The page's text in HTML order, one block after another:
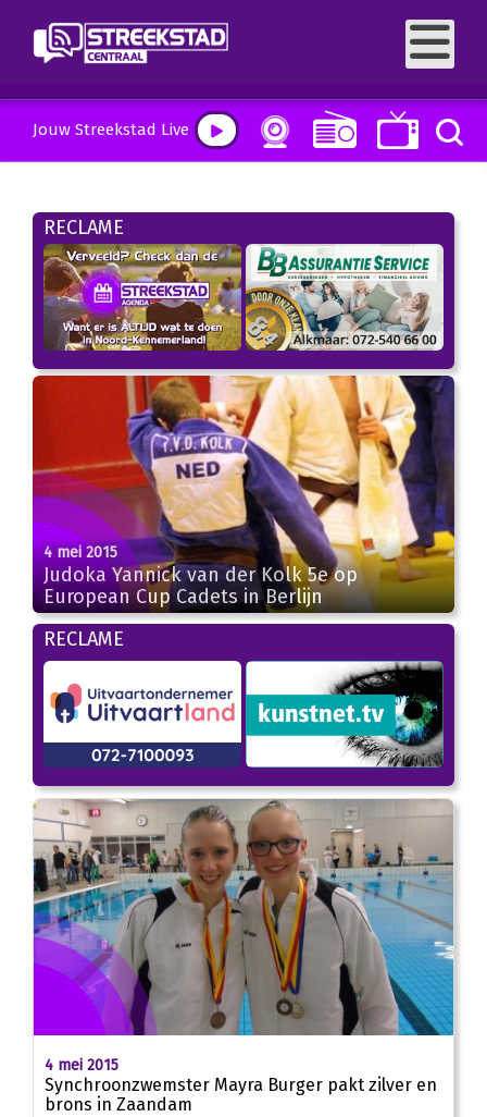
Jouw Streekstad Live
RECLAME
4 mei 2015
Judoka Yannick van der Kolk 5e op
European Cup Cadets in Berlijn
RECLAME
4 mei 2015
Synchroonzwemster Mayra Burger pakt zilver en
brons in Zaandam